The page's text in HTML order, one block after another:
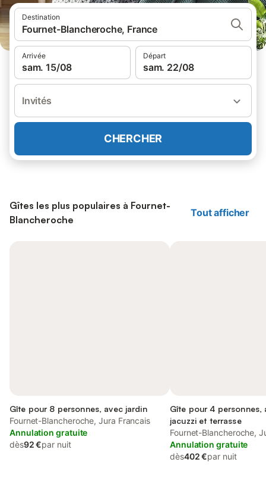
Destination
Fournet-Blancheroche, France
Arrivée
sam. 15/08
Départ
sam. 22/08
Invités
CHERCHER
Gîtes les plus populaires à Fournet-
Blancheroche
Tout afficher
Gîte pour 8 personnes, avec jardin
Fournet-Blancheroche, Jura Francais
Annulation gratuite
dès92 €par nuit
Gîte pour 4 personnes,
jacuzzi et terrasse
Fournet-Blancheroche,
Annulation gratuite
dès402 €par nuit